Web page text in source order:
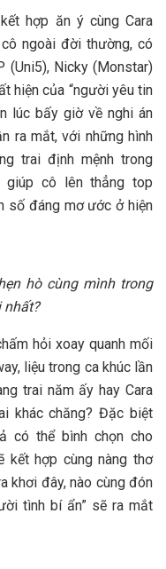
hợp ăn ý cùng Cara
ngoài đời thường, có
(Uni5), Nicky (Monstar)
hiện của “người yêu tin
lúc bấy giờ về nghi án
ra mắt, với những hình
trai định mệnh trong
cô lên thẳng top
số đáng mơ ước ở hiện
hò cùng mình trong
nhất?
hỏi xoay quanh mối
liệu trong ca khúc lần
trai năm ấy hay Cara
khác chăng? Đặc biệt
có thể bình chọn cho
kết hợp cùng nàng thơ
khơi đây, nào cùng đón
tình bí ẩn” sẽ ra mắt